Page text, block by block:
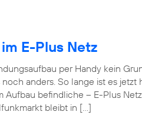
E-Plus Netz
per Handy kein
anders. So lange ist es jetzt
Aufbau befindliche – E-Plus
bleibt in […]